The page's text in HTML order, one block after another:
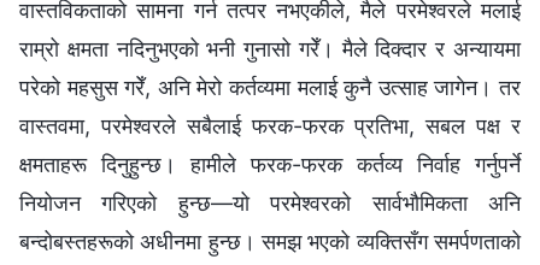
वास्तविकताको सामना गर्न तत्पर नभएकीले, मैले परमेश्‍वरले मलाई
राम्रो क्षमता नदिनुभएको भनी गुनासो गरेँ। मैले दिक्दार र अन्यायमा
परेको महसुस गरेँ, अनि मेरो कर्तव्यमा मलाई कुनै उत्साह जागेन। तर
वास्तवमा, परमेश्‍वरले सबैलाई फरक-फरक प्रतिभा, सबल पक्ष र
क्षमताहरू दिनुहुन्छ। हामीले फरक-फरक कर्तव्य निर्वाह गर्नुपर्ने
नियोजन गरिएको हुन्छ—यो परमेश्‍वरको सार्वभौमिकता अनि
बन्दोबस्तहरूको अधीनमा हुन्छ। समझ भएको व्यक्तिसँग समर्पणताको